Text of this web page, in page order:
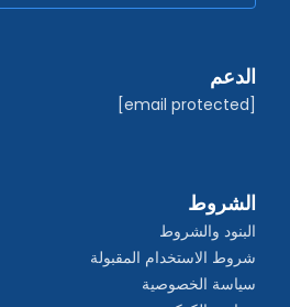
الدعم
[email protected]
الشروط
البنود والشروط
شروط الاستخدام المقبولة
سياسة الخصوصية